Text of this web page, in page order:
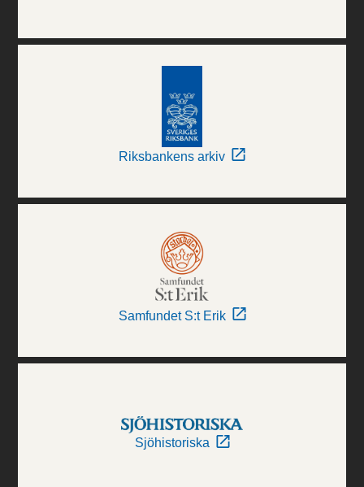
Riksbankens arkiv
Samfundet S:t Erik
Sjöhistoriska